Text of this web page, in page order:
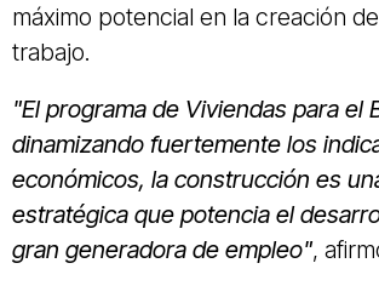
máximo potencial en la creación
trabajo.
"El programa de Viviendas para el
dinamizando fuertemente los
económicos, la construcción es
estratégica que potencia el
gran generadora de empleo",